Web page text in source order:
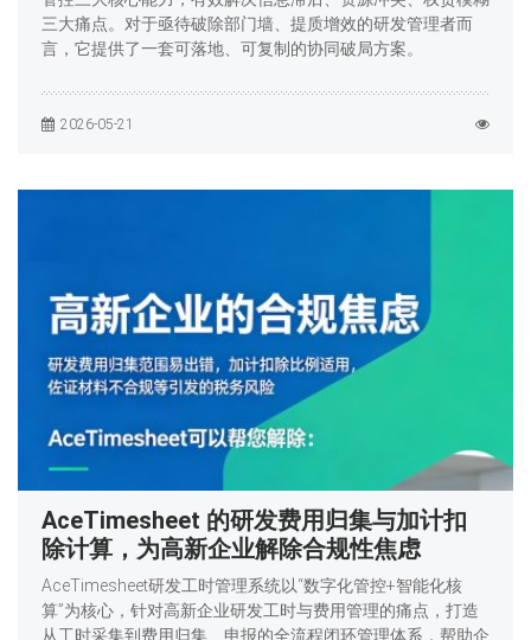
三大痛点。对于亟待破除部门墙、提质增效的研发管理者而
言，它提供了一套可落地、可复制的协同破局方案。
2026-05-21
AceTimesheet 的研发费用归集与加计扣
除计算，为高新企业解除合规性焦虑
AceTimesheet研发工时管理系统以“数字化管控+智能化核
算”为核心，针对高新企业研发工时与费用管理的痛点，打造
从工时采集到费用归集、申报的全流程闭环管理体系，帮助企